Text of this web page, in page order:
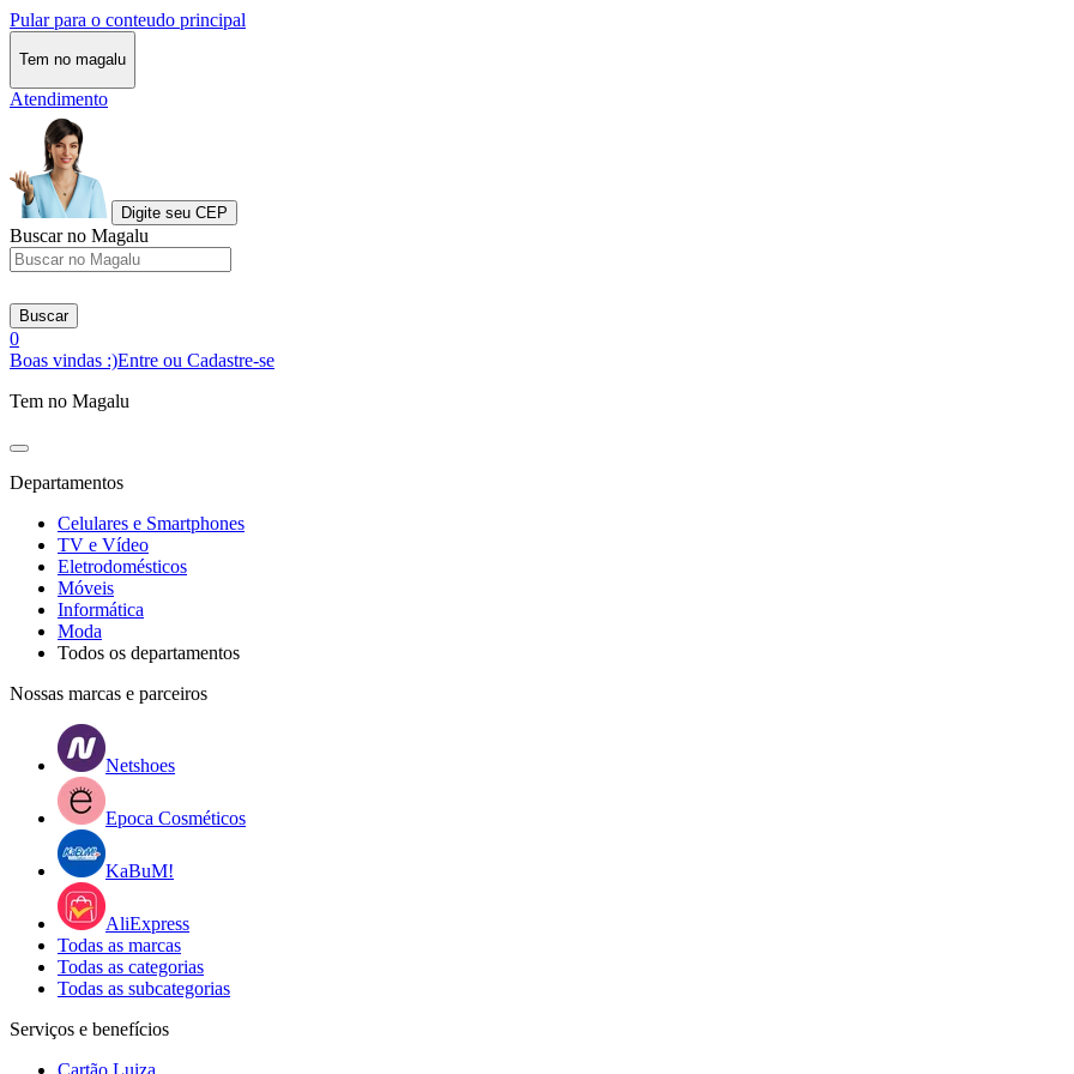
Pular para o conteudo principal
Tem no magalu
Atendimento
Digite seu CEP
Buscar no Magalu
Buscar
0
Boas vindas :)Entre ou Cadastre-se
Tem no Magalu
Departamentos
Celulares e Smartphones
TV e Vídeo
Eletrodomésticos
Móveis
Informática
Moda
Todos os departamentos
Nossas marcas e parceiros
Netshoes
Epoca Cosméticos
KaBuM!
AliExpress
Todas as marcas
Todas as categorias
Todas as subcategorias
Serviços e benefícios
Cartão Luiza